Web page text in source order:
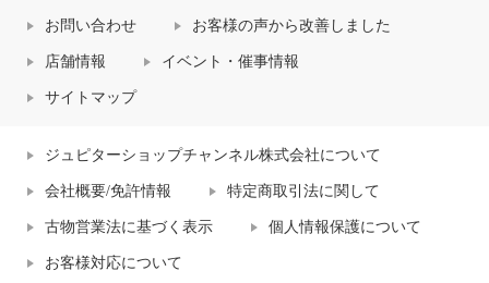
お問い合わせ お客様の声から改善しました
店舗情報 イベント・催事情報
サイトマップ
ジュピターショップチャンネル株式会社について
会社概要/免許情報 特定商取引法に関して
古物営業法に基づく表示 個人情報保護について
お客様対応について